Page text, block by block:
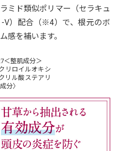
ミド類似ポリマー（セラキュ
V）配合（※4）で、根元のボ
感を補います。
＜整肌成分＞
リロイルオキシ
リル酸ステアリ
分〉